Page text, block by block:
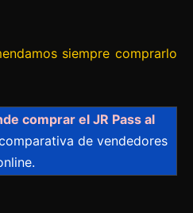
siempre comprarlo
comprar el JR Pass al
de vendedores